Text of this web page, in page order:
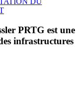
PRTG est une
infrastructures